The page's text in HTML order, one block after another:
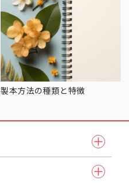
製本方法の種類と特徴